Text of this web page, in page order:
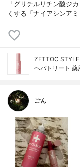
「グリチルリチン酸ジ
くする「ナイアシンア
ZETTOC
ヘパトリート 薬
ごん